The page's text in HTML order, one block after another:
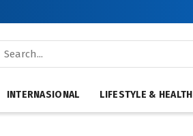
INTERNASIONAL LIFESTYLE & HEALTH